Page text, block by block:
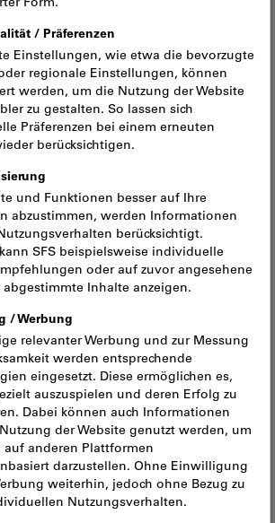
200 Stück
Informationen anzeigen
CHF 12.22
Preis pro 100 Stück
inkl. MwSt. zzgl. Versandkosten
200 Stück
Informationen anzeigen